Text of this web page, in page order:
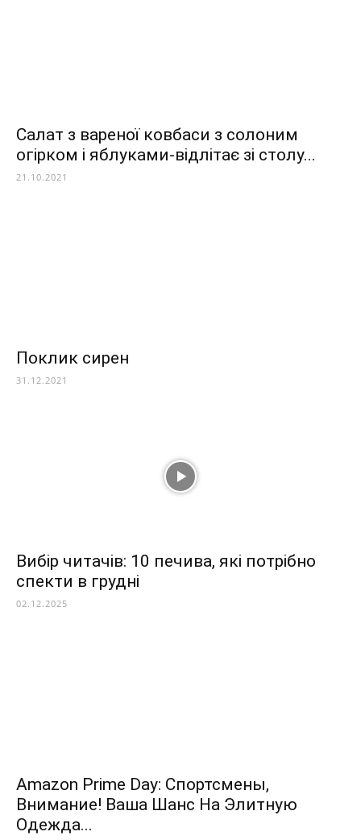
Салат з вареної ковбаси з солоним
огірком і яблуками-відлітає зі столу...
21.10.2021
Поклик сирен
31.12.2021
Вибір читачів: 10 печива, які потрібно
спекти в грудні
02.12.2025
Amazon Prime Day: Спортсмены,
Внимание! Ваша Шанс На Элитную
Одежда...